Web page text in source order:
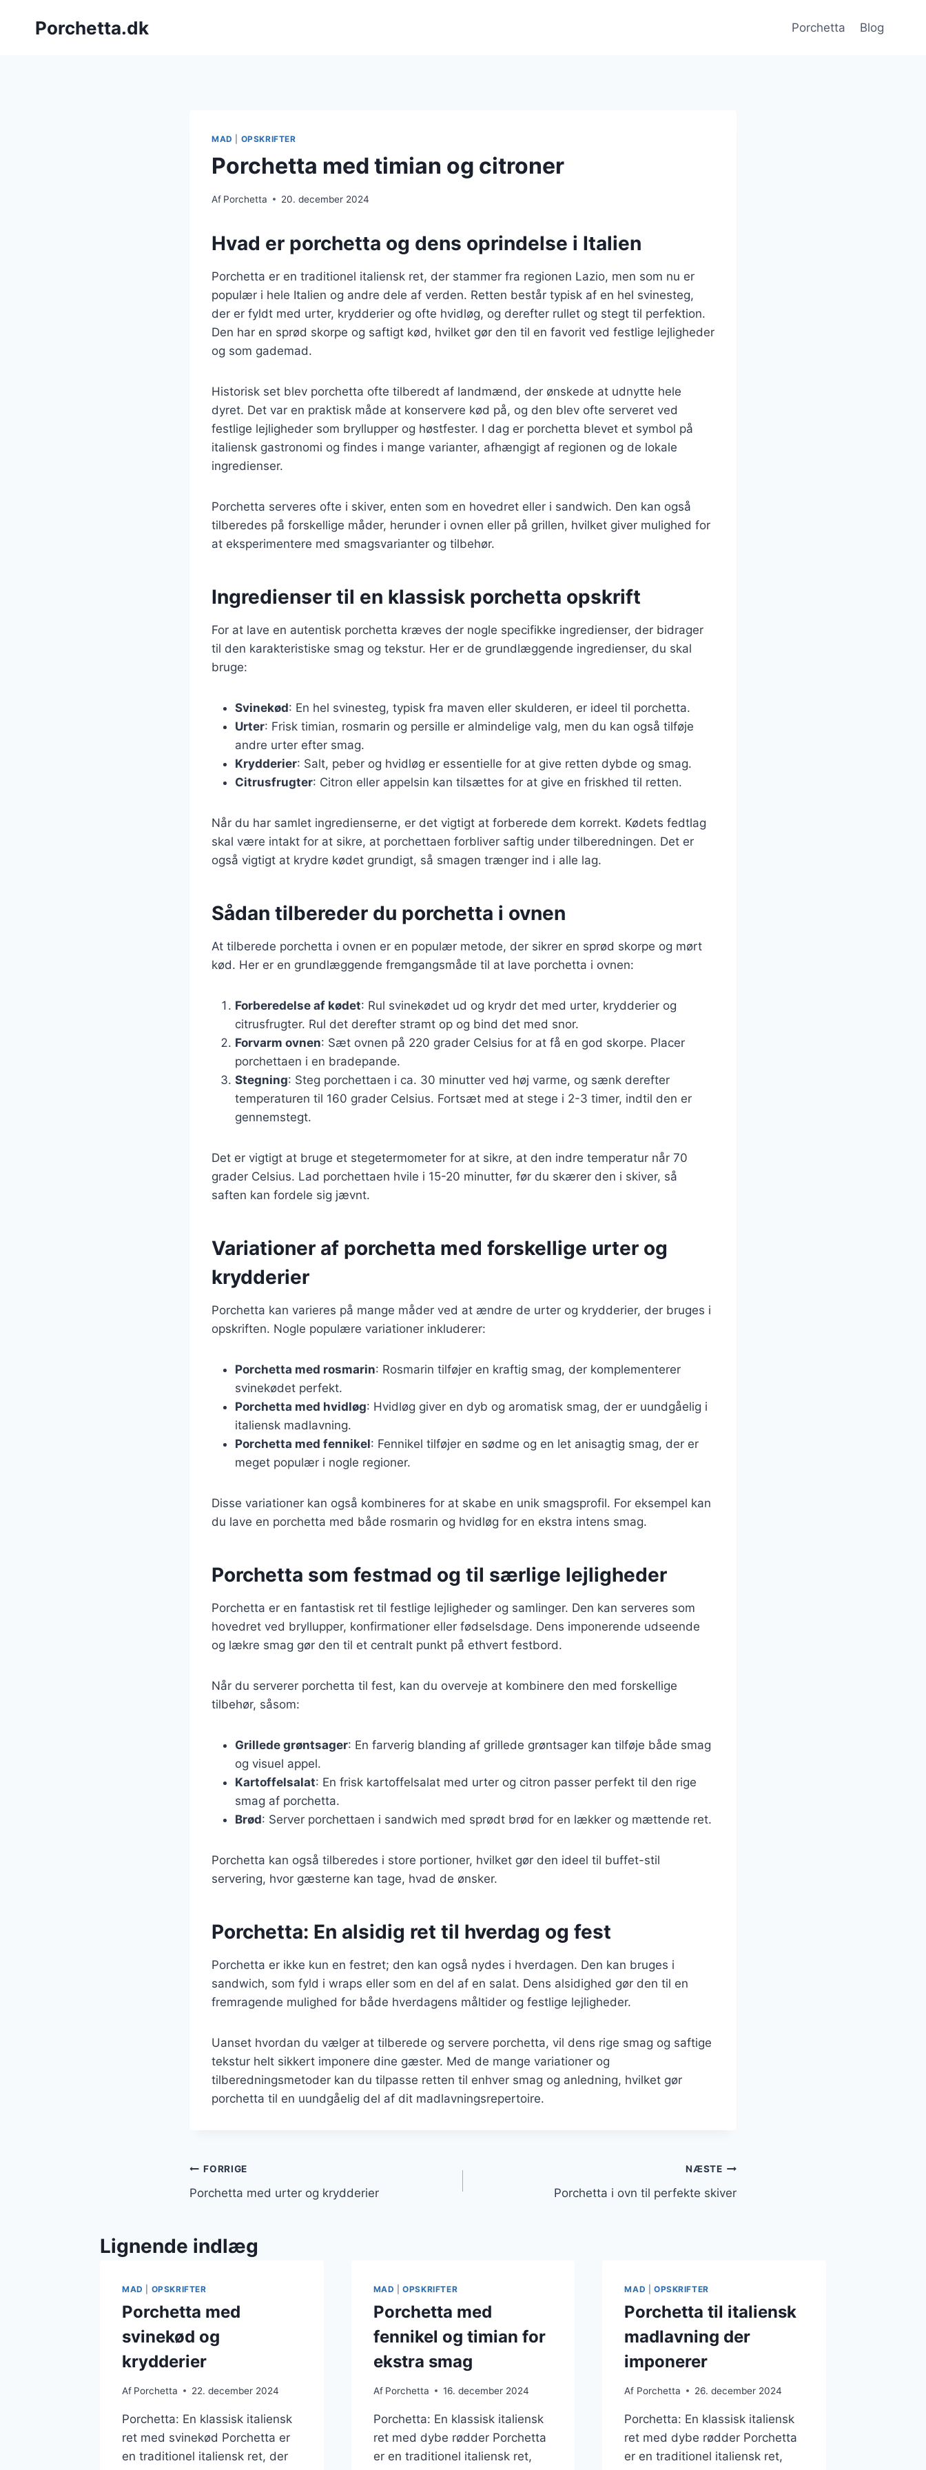
Porchetta.dk Porchetta Blog
MAD OPSKRIFTER
Porchetta med timian og citroner
Af Porchetta 20. december 2024
Hvad er porchetta og dens oprindelse i Italien
Porchetta er en traditionel italiensk ret, der stammer fra regionen Lazio, men som nu er
populær i hele Italien og andre dele af verden. Retten består typisk af en hel svinesteg,
der er fyldt med urter, krydderier og ofte hvidløg, og derefter rullet og stegt til perfektion.
Den har en sprød skorpe og saftigt kød, hvilket gør den til en favorit ved festlige lejligheder
og som gademad.
Historisk set blev porchetta ofte tilberedt af landmænd, der ønskede at udnytte hele
dyret. Det var en praktisk måde at konservere kød på, og den blev ofte serveret ved
festlige lejligheder som bryllupper og høstfester. I dag er porchetta blevet et symbol på
italiensk gastronomi og findes i mange varianter, afhængigt af regionen og de lokale
ingredienser.
Porchetta serveres ofte i skiver, enten som en hovedret eller i sandwich. Den kan også
tilberedes på forskellige måder, herunder i ovnen eller på grillen, hvilket giver mulighed for
at eksperimentere med smagsvarianter og tilbehør.
Ingredienser til en klassisk porchetta opskrift
For at lave en autentisk porchetta kræves der nogle specifikke ingredienser, der bidrager
til den karakteristiske smag og tekstur. Her er de grundlæggende ingredienser, du skal
bruge:
Svinekød: En hel svinesteg, typisk fra maven eller skulderen, er ideel til porchetta.
Urter: Frisk timian, rosmarin og persille er almindelige valg, men du kan også tilføje
andre urter efter smag.
Krydderier: Salt, peber og hvidløg er essentielle for at give retten dybde og smag.
Citrusfrugter: Citron eller appelsin kan tilsættes for at give en friskhed til retten.
Når du har samlet ingredienserne, er det vigtigt at forberede dem korrekt. Kødets fedtlag
skal være intakt for at sikre, at porchettaen forbliver saftig under tilberedningen. Det er
også vigtigt at krydre kødet grundigt, så smagen trænger ind i alle lag.
Sådan tilbereder du porchetta i ovnen
At tilberede porchetta i ovnen er en populær metode, der sikrer en sprød skorpe og mørt
kød. Her er en grundlæggende fremgangsmåde til at lave porchetta i ovnen:
Forberedelse af kødet: Rul svinekødet ud og krydr det med urter, krydderier og
citrusfrugter. Rul det derefter stramt op og bind det med snor.
Forvarm ovnen: Sæt ovnen på 220 grader Celsius for at få en god skorpe. Placer
porchettaen i en bradepande.
Stegning: Steg porchettaen i ca. 30 minutter ved høj varme, og sænk derefter
temperaturen til 160 grader Celsius. Fortsæt med at stege i 2-3 timer, indtil den er
gennemstegt.
Det er vigtigt at bruge et stegetermometer for at sikre, at den indre temperatur når 70
grader Celsius. Lad porchettaen hvile i 15-20 minutter, før du skærer den i skiver, så
saften kan fordele sig jævnt.
Variationer af porchetta med forskellige urter og
krydderier
Porchetta kan varieres på mange måder ved at ændre de urter og krydderier, der bruges i
opskriften. Nogle populære variationer inkluderer:
Porchetta med rosmarin: Rosmarin tilføjer en kraftig smag, der komplementerer
svinekødet perfekt.
Porchetta med hvidløg: Hvidløg giver en dyb og aromatisk smag, der er uundgåelig i
italiensk madlavning.
Porchetta med fennikel: Fennikel tilføjer en sødme og en let anisagtig smag, der er
meget populær i nogle regioner.
Disse variationer kan også kombineres for at skabe en unik smagsprofil. For eksempel kan
du lave en porchetta med både rosmarin og hvidløg for en ekstra intens smag.
Porchetta som festmad og til særlige lejligheder
Porchetta er en fantastisk ret til festlige lejligheder og samlinger. Den kan serveres som
hovedret ved bryllupper, konfirmationer eller fødselsdage. Dens imponerende udseende
og lækre smag gør den til et centralt punkt på ethvert festbord.
Når du serverer porchetta til fest, kan du overveje at kombinere den med forskellige
tilbehør, såsom:
Grillede grøntsager: En farverig blanding af grillede grøntsager kan tilføje både smag
og visuel appel.
Kartoffelsalat: En frisk kartoffelsalat med urter og citron passer perfekt til den rige
smag af porchetta.
Brød: Server porchettaen i sandwich med sprødt brød for en lækker og mættende ret.
Porchetta kan også tilberedes i store portioner, hvilket gør den ideel til buffet-stil
servering, hvor gæsterne kan tage, hvad de ønsker.
Porchetta: En alsidig ret til hverdag og fest
Porchetta er ikke kun en festret; den kan også nydes i hverdagen. Den kan bruges i
sandwich, som fyld i wraps eller som en del af en salat. Dens alsidighed gør den til en
fremragende mulighed for både hverdagens måltider og festlige lejligheder.
Uanset hvordan du vælger at tilberede og servere porchetta, vil dens rige smag og saftige
tekstur helt sikkert imponere dine gæster. Med de mange variationer og
tilberedningsmetoder kan du tilpasse retten til enhver smag og anledning, hvilket gør
porchetta til en uundgåelig del af dit madlavningsrepertoire.
Indlægsnavigation
FORRIGE
Porchetta med urter og krydderier
NÆSTE
Porchetta i ovn til perfekte skiver
Lignende indlæg
MAD OPSKRIFTER
Porchetta med
svinekød og
krydderier
Af Porchetta 22. december 2024
Porchetta: En klassisk italiensk
ret med svinekød Porchetta er
en traditionel italiensk ret, der
MAD |OPSKRIFTER
Porchetta med
fennikel og timian for
ekstra smag
Af Porchetta 16. december 2024
Porchetta: En klassisk italiensk
ret med dybe rødder Porchetta
er en traditionel italiensk ret,
MAD OPSKRIFTER
Porchetta til italiensk
madlavning der
imponerer
Af Porchetta 26. december 2024
Porchetta: En klassisk italiensk
ret med dybe rødder Porchetta
er en traditionel italiensk ret,